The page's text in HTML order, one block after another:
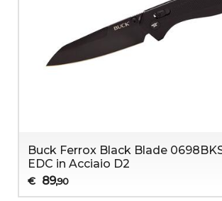
Buck Ferrox Black Blade
EDC in Acciaio D2
€ 89,90